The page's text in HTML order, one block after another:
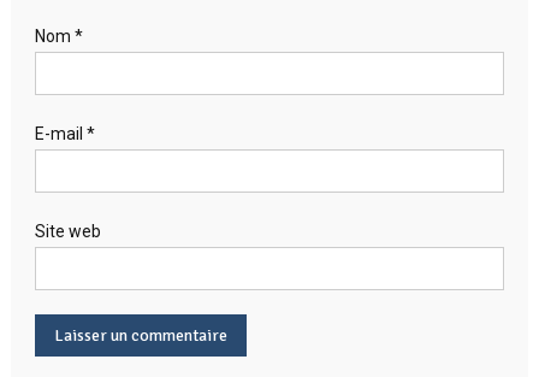
Nom *
E-mail *
Site web